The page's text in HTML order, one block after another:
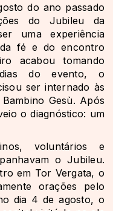
do ano passado
do Jubileu da
uma experiência
fé e do encontro
acabou tomando
do evento, o
ser internado às
Gesù. Após
o diagnóstico: um
voluntários e
o Jubileu.
em Tor Vergata, o
orações pelo
dia 4 de agosto, o